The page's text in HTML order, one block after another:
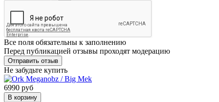
Все поля обязательны к заполнению
Перед публикацией отзывы проходят модерацию
Не забудьте купить
6990 руб
В корзину